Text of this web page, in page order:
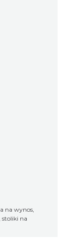
na wynos,
stoliki na